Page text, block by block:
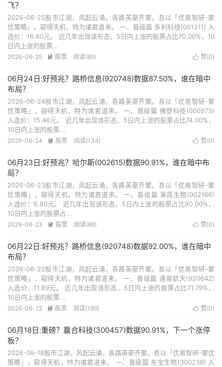
飞？
2026-06-25股市江湖，风起云涌，各路英豪齐聚。吾以「优易智研-聚
优策略」，窥得天机，特为诸君道来。 一、晋级篇 多利科技(001311) 入
选价：16.60元。 近几年出现该形态，5日内上涨的股票占比70.00%，10
日内上涨的股票...
 赞(0)
2026-06-25  股票 阅读(85)
06月24日:好预兆？路桥信息(920748)数据87.50%，谁在暗中
布局？
2026-06-24股市江湖，风起云涌，各路英豪齐聚。吾以「优易智研-聚
优策略」，窥得天机，特为诸君道来。 一、晋级篇 佛塑科技(000973)
入选价：15.46元。 近几年出现该形态，5日内上涨的股票占比74.00%，
10日内上涨的股票...
 赞(0)
2026-06-24  股票 阅读(134)
06月23日:好预兆？哈尔斯(002615)数据90.91%，谁在暗中布
局？
2026-06-23股市江湖，风起云涌，各路英豪齐聚。吾以「优易智研-聚
优策略」，窥得天机，特为诸君道来。 一、晋级篇 莱茵生物(002166)
入选价：6.80元。 近几年出现该形态，5日内上涨的股票占比80.00%，
10日内上涨的股票占...
 赞(0)
2026-06-23  股票 阅读(86)
06月22日:好预兆？路桥信息(920748)数据92.00%，谁在暗中
布局？
2026-06-22股市江湖，风起云涌，各路英豪齐聚。吾以「优易智研-聚
优策略」，窥得天机，特为诸君道来。 一、晋级篇 通易航天(920642)
入选价：11.89元。 近几年出现该形态，5日内上涨的股票占比71.79%，
10日内上涨的股票...
 赞(0)
2026-06-22  股票 阅读(186)
06月18日:重磅？赢合科技(300457)数据90.91%，下一个涨停
板？
2026-06-18股市江湖，风起云涌，各路英豪齐聚。吾以「优易智研-聚优
策略」，窥得天机，特为诸君道来。 一、晋级篇 东宝生物(300239) 入